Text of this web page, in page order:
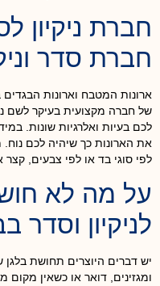
חברת ניקיון
חברת סדר
ארונות המטבח וארונות הבגדים
של חברה מקצועית בעיקר לשם
לכם בעיות ואלרגיות שונות.
את הארונות כך שיהיה לכם
לפי סוגי בד או לפי צבעים, קצר
על מה לא
לניקיון וסדר
יש דברים היוצרים תחושת
ומגזינים, דואר או כשאין מקום